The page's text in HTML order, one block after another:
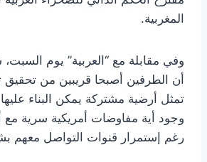
المغربية.
وفي مقابلة مع “العربية” يوم
أن الطرفين أصبحا قريبين من تحقيق
تمثل أرضية مشتركة يمكن البناء عليها
وجود أية مفاوضات أمريكية سرية مع
رغم إستمرار قنوات التواصل معهم